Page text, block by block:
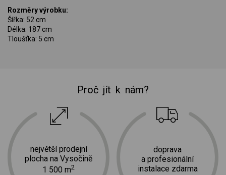
Rozměry výrobku:
Šířka: 52 cm
Délka: 187 cm
Tloušťka: 5 cm
Proč jít k nám?
největší prodejní
plocha na Vysočině
1 500 m2
doprava
a profesionální
instalace zdarma